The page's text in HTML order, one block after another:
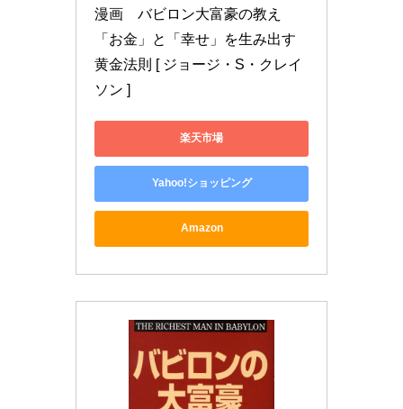
漫画　バビロン大富豪の教え
「お金」と「幸せ」を生み出す
黄金法則 [ ジョージ・S・クレイ
ソン ]
楽天市場
Yahoo!ショッピング
Amazon